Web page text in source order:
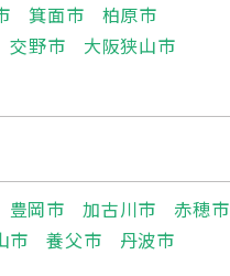
箕面市
柏原市
交野市
大阪狭山市
豊岡市 加古川市
赤穂市
市 養父市
丹波市